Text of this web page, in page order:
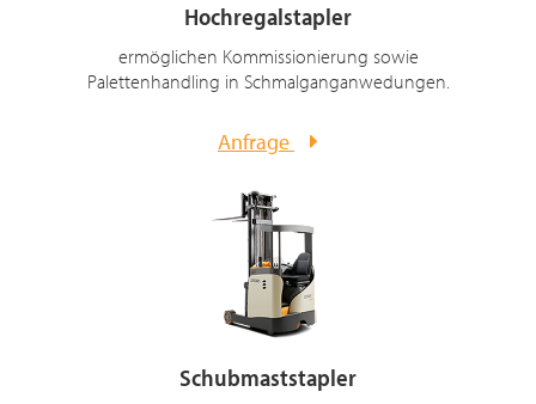
Hochregalstapler
ermöglichen Kommissionierung sowie
Palettenhandling in Schmalganganwedungen.
Anfrage
Schubmaststapler